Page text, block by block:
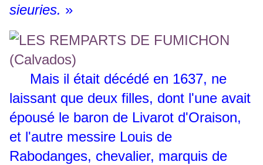
sieuries. »
Mais il était décédé en 1637, ne
laissant que deux filles, dont l'une avait
épousé le baron de Livarot d'Oraison,
et l'autre messire Louis de
Rabodanges, chevalier, marquis de